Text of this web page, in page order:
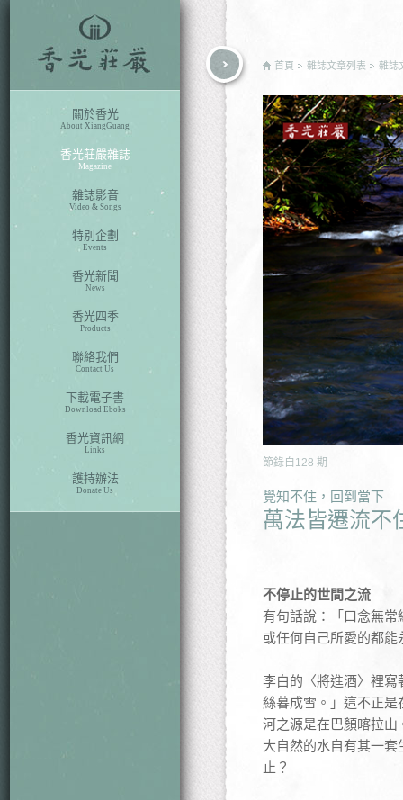
關於香光
About XiangGuang
香光莊嚴雜誌
Magazine
雜誌影音
Video & Songs
特別企劃
Events
香光新聞
News
香光四季
Products
聯絡我們
Contact Us
下載電子書
Download Eboks
香光資訊網
Links
護持辦法
Donate Us
首頁 雜誌文章列表 雜誌
節錄自 128 期
覺知不住，回到當下
萬法皆遷流不
不停止的世間之流
有句話說：「口念無
或任何自己所愛的都
李白的〈將進酒〉裡
絲暮成雪。」這不正
河之源是在巴顏喀拉
大自然的水自有其一
止？